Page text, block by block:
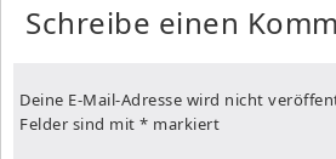
Schreibe einen
Deine E-Mail-Adresse wird nicht
Felder sind mit * markiert